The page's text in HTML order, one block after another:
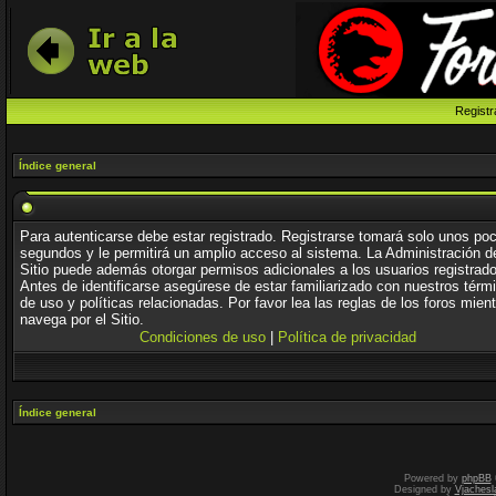
Índice general
Para autenticarse debe estar registrado. Registrarse tomará solo unos
segundos y le permitirá un amplio acceso al sistema. La Administración
Sitio puede además otorgar permisos adicionales a los usuarios
Antes de identificarse asegúrese de estar familiarizado con nuestros
de uso y políticas relacionadas. Por favor lea las reglas de los foros
navega por el Sitio.
Condiciones de uso
Política de privacidad
Índice general
Powered by phpBB
Designed by